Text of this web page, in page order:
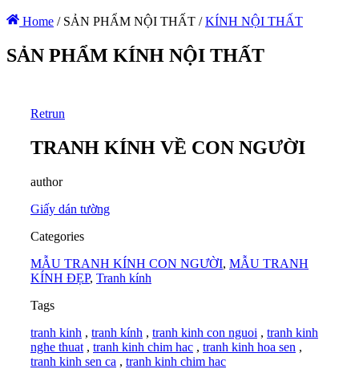
Home / SẢN PHẨM NỘI THẤT / KÍNH NỘI THẤT
SẢN PHẨM KÍNH NỘI THẤT
Retrun
TRANH KÍNH VỀ CON NGƯỜI
author
Giấy dán tường
Categories
MẪU TRANH KÍNH CON NGƯỜI, MẪU TRANH
KÍNH ĐẸP, Tranh kính
Tags
tranh kinh , tranh kính , tranh kinh con nguoi , tranh kinh
nghe thuat , tranh kinh chim hac , tranh kinh hoa sen ,
tranh kinh sen ca , tranh kinh chim hac